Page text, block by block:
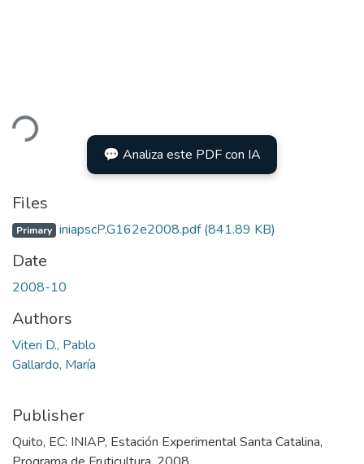
💬 Analiza este PDF con IA
Files
Primary iniapscP.G162e2008.pdf(841.89 KB)
Date
2008-10
Authors
Viteri D., Pablo
Gallardo, María
Publisher
Quito, EC: INIAP, Estación Experimental Santa Catalina,